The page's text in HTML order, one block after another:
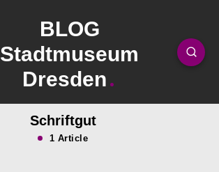
BLOG
Stadtmuseum
Dresden
Schriftgut
1 Article